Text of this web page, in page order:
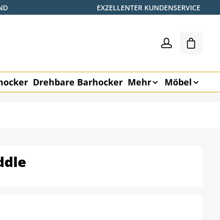
EXZELLENTER KUNDENSERVICE
Drehbare Barhocker Mehr Möbel